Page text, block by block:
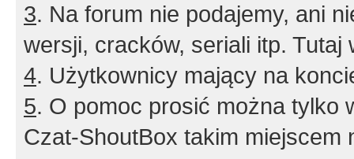
3. Na forum nie podajemy, ani
wersji, cracków, seriali itp. Tutaj
4. Użytkownicy mający na
5. O pomoc prosić można tylko
Czat-ShoutBox takim miejscem